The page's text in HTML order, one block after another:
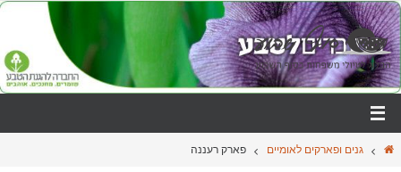
גנים ופארקים לאומיים פארק רעננה